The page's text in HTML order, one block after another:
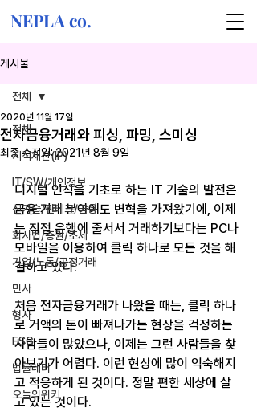
NEPLA co.
게시물
전체
지식재산(IP)
IT/SW/개인정보
신기술/핀테크/금융
회사법/증권/조세
기업/노동/공정거래
민사
형사
ESG
법률레터
오늘의위키
전체
전자금융거래와 피싱, 파밍, 스미싱
2020년 11월 17일
최종 수정일:2021년 8월 9일
디지털 인식을 기초로 하는 IT 기술의 발전은
금융 거래 분야에도 변혁을 가져왔기에, 이제
는 직접 은행에 줄서서 거래하기보다는 PC나
모바일을 이용하여 클릭 하나로 모든 것을 해
결하고 있다.
처음 전자금융거래가 나왔을 때는, 클릭 하나
로 거액의 돈이 빠져나가는 현상을 걱정하는
사람들이 많았으나, 이제는 그런 사람들을 찾
아보기가 어렵다. 이런 현상에 많이 익숙해지
고 적응하게 된 것이다. 정말 편한 세상에 살
고 있는 것이다.